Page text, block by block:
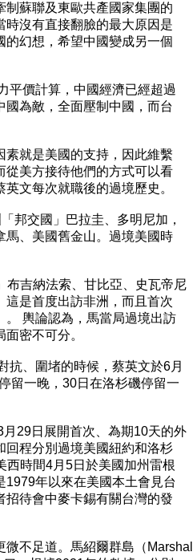
蘇聯及東歐共產國家集團的
沒有直接翻臉的最大原因是
幻想，希望中國變成另一個
平價計算，中國經濟已經超過
為敵，全面壓制中國，而台
就是美國的支持，因此維繫
從美方接待他們的方式可以看
文每次就職後的過境歷史。
邦交國」巴拉圭、多明尼加，
馬、美國舊金山。過境美國時
布吉納法索、甘比亞、史瓦帝尼
這是首度出訪非洲，而且首次
輿論認為，馬當局過境出訪
密不可分。
抗、圍堵的時候，蔡英文於6月
留一晚，30日在洛杉磯停留一
29日展開首次、為期10天的外
回程分別過境美國紐約和洛杉
西時間4月5日於美國加州雷根
年以來在美國本土會見台
待會中麥卡錫有關台灣的發
不足道。馬紹爾群島（Marshall